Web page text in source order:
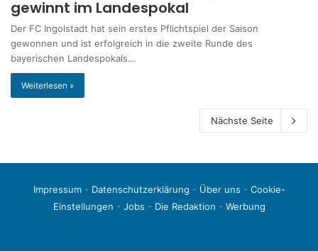
gewinnt im Landespokal
Der FC Ingolstadt hat sein erstes Pflichtspiel der Saison
gewonnen und ist erfolgreich in die zweite Runde des
bayerischen Landespokals…
Weiterlesen »
Nächste Seite
Impressum- Datenschutzerklärung - Über uns - Cookie-
Einstellungen - Jobs - Die Redaktion - Werbung